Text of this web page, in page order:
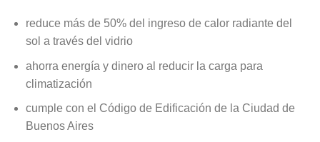
reduce más de 50% del ingreso de calor radiante del
sol a través del vidrio
ahorra energía y dinero al reducir la carga para
climatización
cumple con el Código de Edificación de la Ciudad de
Buenos Aires